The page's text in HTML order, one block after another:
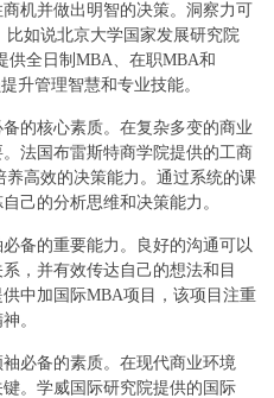
机并做出明智的决策。洞察力可
如说北京大学国家发展研究院
供全日制MBA、在职MBA和
升管理智慧和专业技能。
的核心素质。在复杂多变的商业
法国布雷斯特商学院提供的工商
高效的决策能力。通过系统的课
己的分析思维和决策能力。
备的重要能力。良好的沟通可以
，并有效传达自己的想法和目
中加国际MBA项目，该项目注重
。
必备的素质。在现代商业环境
。学威国际研究院提供的国际